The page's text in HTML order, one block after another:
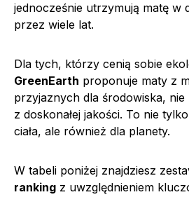
jednocześnie utrzymują matę w
przez wiele lat.
Dla tych, którzy cenią sobie
GreenEarth proponuje maty z
przyjaznych dla środowiska,
z doskonałej jakości. To nie
ciała, ale również dla planety.
W tabeli poniżej znajdziesz
ranking z uwzględnieniem